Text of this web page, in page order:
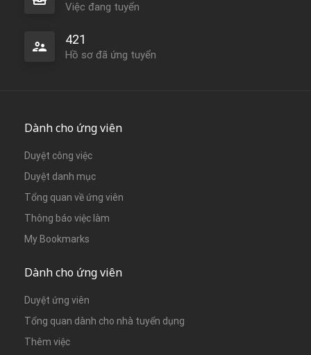
Việc đang tuyển
421
Hồ sơ đã ứng tuyển
Dành cho ứng viên
Duyệt công việc
Duyệt danh mục
Tổng quan về ứng viên
Thông báo việc làm
My Bookmarks
Dành cho ứng viên
Duyệt ứng viên
Tổng quan dành cho nhà tuyển dụng
Thêm việc